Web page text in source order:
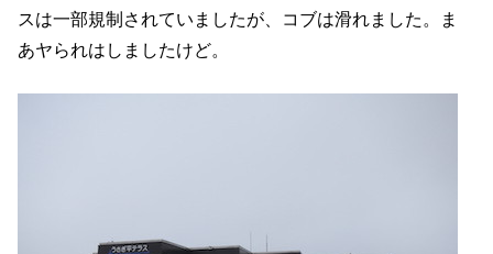
スは一部規制されていましたが、コブは滑れました。ま
あヤられはしましたけど。